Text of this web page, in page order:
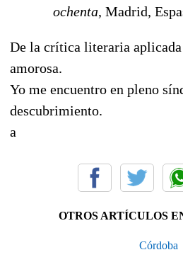
ochenta, Madrid,
De la crítica literaria
amorosa.
Yo me encuentro en pleno
descubrimiento.
a
OTROS ARTÍCULOS
Córdoba